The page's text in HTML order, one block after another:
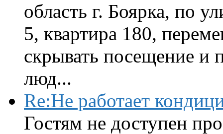
область г. Боярка, по
5, квартира 180,
скрывать посещение и
люд...
Re:Не работает
Гостям не доступен